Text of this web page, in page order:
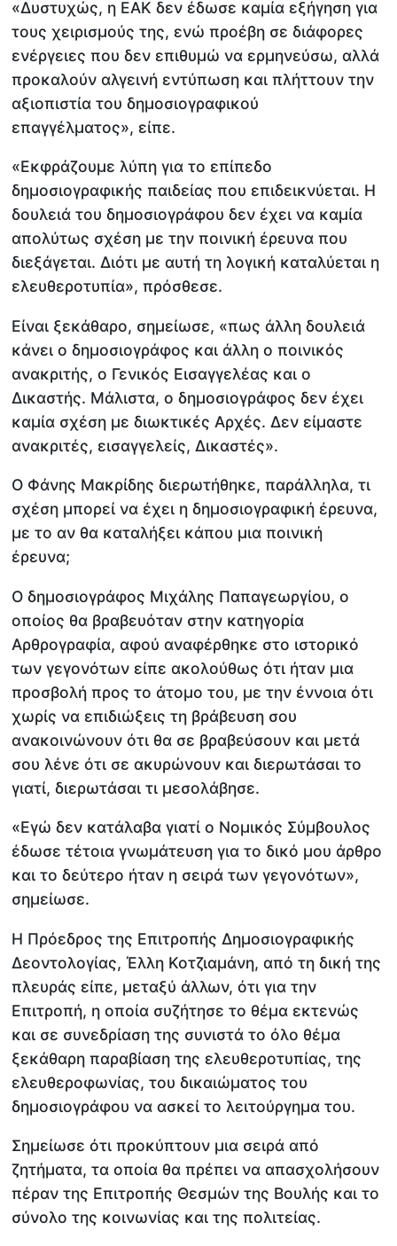
«Δυστυχώς, η ΕΑΚ δεν έδωσε καμία εξήγηση για
τους χειρισμούς της, ενώ προέβη σε διάφορες
ενέργειες που δεν επιθυμώ να ερμηνεύσω, αλλά
προκαλούν αλγεινή εντύπωση και πλήττουν την
αξιοπιστία του δημοσιογραφικού
επαγγέλματος», είπε.
«Εκφράζουμε λύπη για το επίπεδο
δημοσιογραφικής παιδείας που επιδεικνύεται. Η
δουλειά του δημοσιογράφου δεν έχει να καμία
απολύτως σχέση με την ποινική έρευνα που
διεξάγεται. Διότι με αυτή τη λογική καταλύεται η
ελευθεροτυπία», πρόσθεσε.
Είναι ξεκάθαρο, σημείωσε, «πως άλλη δουλειά
κάνει ο δημοσιογράφος και άλλη ο ποινικός
ανακριτής, ο Γενικός Εισαγγελέας και ο
Δικαστής. Μάλιστα, ο δημοσιογράφος δεν έχει
καμία σχέση με διωκτικές Αρχές. Δεν είμαστε
ανακριτές, εισαγγελείς, Δικαστές».
Ο Φάνης Μακρίδης διερωτήθηκε, παράλληλα, τι
σχέση μπορεί να έχει η δημοσιογραφική έρευνα,
με το αν θα καταλήξει κάπου μια ποινική
έρευνα;
Ο δημοσιογράφος Μιχάλης Παπαγεωργίου, ο
οποίος θα βραβευόταν στην κατηγορία
Αρθρογραφία, αφού αναφέρθηκε στο ιστορικό
των γεγονότων είπε ακολούθως ότι ήταν μια
προσβολή προς το άτομο του, με την έννοια ότι
χωρίς να επιδιώξεις τη βράβευση σου
ανακοινώνουν ότι θα σε βραβεύσουν και μετά
σου λένε ότι σε ακυρώνουν και διερωτάσαι το
γιατί, διερωτάσαι τι μεσολάβησε.
«Εγώ δεν κατάλαβα γιατί ο Νομικός Σύμβουλος
έδωσε τέτοια γνωμάτευση για το δικό μου άρθρο
και το δεύτερο ήταν η σειρά των γεγονότων»,
σημείωσε.
Η Πρόεδρος της Επιτροπής Δημοσιογραφικής
Δεοντολογίας, Έλλη Κοτζιαμάνη, από τη δική της
πλευράς είπε, μεταξύ άλλων, ότι για την
Επιτροπή, η οποία συζήτησε το θέμα εκτενώς
και σε συνεδρίαση της συνιστά το όλο θέμα
ξεκάθαρη παραβίαση της ελευθεροτυπίας, της
ελευθεροφωνίας, του δικαιώματος του
δημοσιογράφου να ασκεί το λειτούργημα του.
Σημείωσε ότι προκύπτουν μια σειρά από
ζητήματα, τα οποία θα πρέπει να απασχολήσουν
πέραν της Επιτροπής Θεσμών της Βουλής και το
σύνολο της κοινωνίας και της πολιτείας.